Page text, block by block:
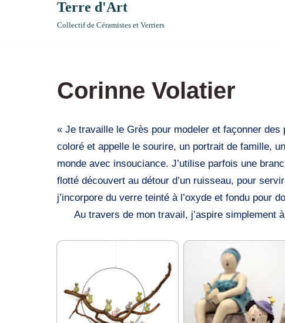
Terre d'Art
Collectif de Céramistes et Verriers
Corinne Volatier
« Je travaille le Grès pour modeler et façonner
coloré et appelle le sourire, un portrait de famille,
monde avec insouciance. J’utilise parfois une
flotté découvert au détour d’un ruisseau, pour
j’incorpore du verre teinté à
Au travers de mon travail, j’aspire simplement